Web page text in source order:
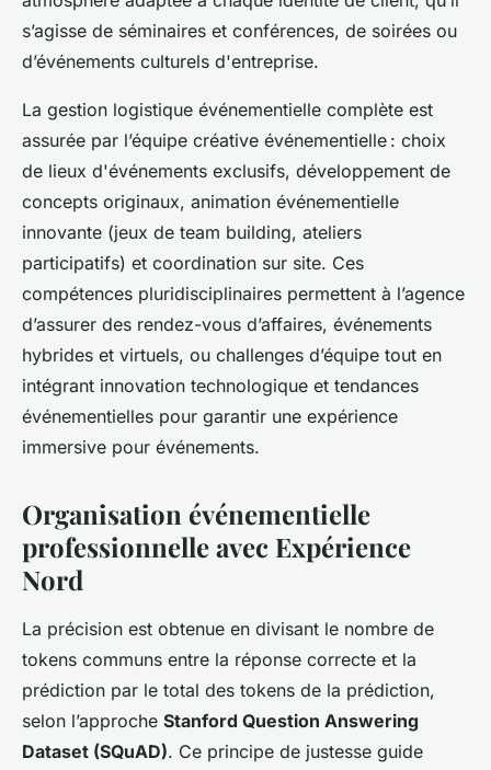
s’agisse de séminaires et conférences, de soirées ou
d’événements culturels d'entreprise.
La gestion logistique événementielle complète est
assurée par l’équipe créative événementielle : choix
de lieux d'événements exclusifs, développement de
concepts originaux, animation événementielle
innovante (jeux de team building, ateliers
participatifs) et coordination sur site. Ces
compétences pluridisciplinaires permettent à l’agence
d’assurer des rendez-vous d’affaires, événements
hybrides et virtuels, ou challenges d’équipe tout en
intégrant innovation technologique et tendances
événementielles pour garantir une expérience
immersive pour événements.
Organisation événementielle
professionnelle avec Expérience
Nord
La précision est obtenue en divisant le nombre de
tokens communs entre la réponse correcte et la
prédiction par le total des tokens de la prédiction,
selon l’approche Stanford Question Answering
Dataset (SQuAD). Ce principe de justesse guide